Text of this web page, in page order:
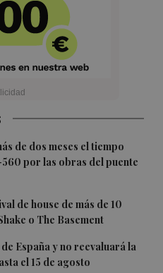
de dos meses el tiempo
por las obras del puente
de house de más de 10
o The Basement
España y no reevaluará la
el 15 de agosto